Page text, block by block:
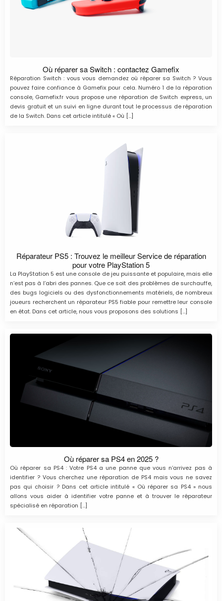
Où réparer sa Switch : contactez Gamefix
Réparation Switch : vous vous demandez où réparer sa Switch ? Vous
pouvez faire confiance à Gamefix pour cela. Numéro 1 de la réparation
console, Gamefix.fr vous propose une réparation de Switch express, un
devis gratuit et un suivi en ligne durant tout le processus de réparation
de la Switch. Dans cet article intitulé « Où […]
Réparateur PS5 : Trouvez le meilleur Service de réparation
pour votre PlayStation 5
La PlayStation 5 est une console de jeu puissante et populaire, mais elle
n’est pas à l’abri des pannes. Que ce soit des problèmes de surchauffe,
des bugs logiciels ou des dysfonctionnements matériels, de nombreux
joueurs recherchent un réparateur PS5 fiable pour remettre leur console
en état. Dans cet article, nous vous proposons des solutions […]
Où réparer sa PS4 en 2025 ?
Où réparer sa PS4 : Votre PS4 a une panne que vous n’arrivez pas à
identifier ? Vous cherchez une réparation de PS4 mais vous ne savez
pas qui choisir ? Dans cet article intitulé « Où réparer sa PS4 » nous
allons vous aider à identifier votre panne et à trouver le réparateur
spécialisé en réparation […]